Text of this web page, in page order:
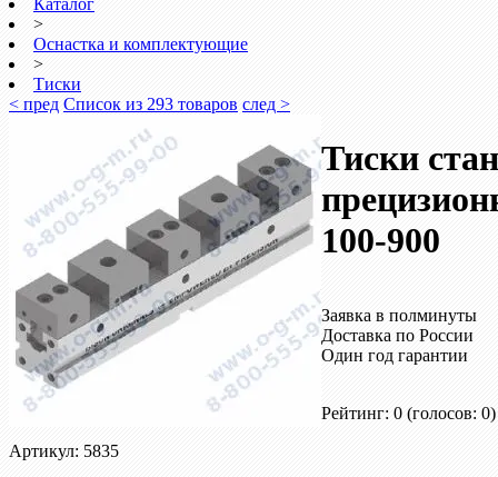
Каталог
>
Оснастка и комплектующие
>
Тиски
< пред Список из 293 товаров след >
Тиски
100-900
Заявка в полминуты
Доставка по России
Один год гарантии
Рейтинг: 0 (голосов: 0)
Артикул: 5835